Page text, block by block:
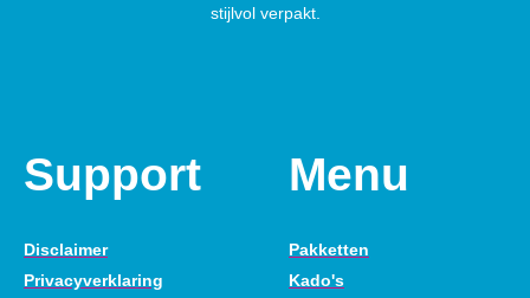
stijlvol verpakt.
Support
Disclaimer
Privacyverklaring
Menu
Pakketten
Kado's